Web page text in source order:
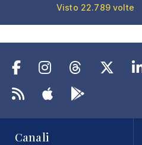
Visto 22.789 volte
Canali